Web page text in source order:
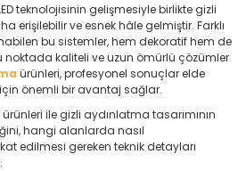
teknolojisinin gelişmesiyle birlikte gizli
erişilebilir ve esnek hâle gelmiştir. Farklı
bu sistemler, hem dekoratif hem de
noktada kaliteli ve uzun ömürlü çözümler
ürünleri, profesyonel sonuçlar elde
önemli bir avantaj sağlar.
ürünleri ile gizli aydınlatma tasarımının
hangi alanlarda nasıl
edilmesi gereken teknik detayları